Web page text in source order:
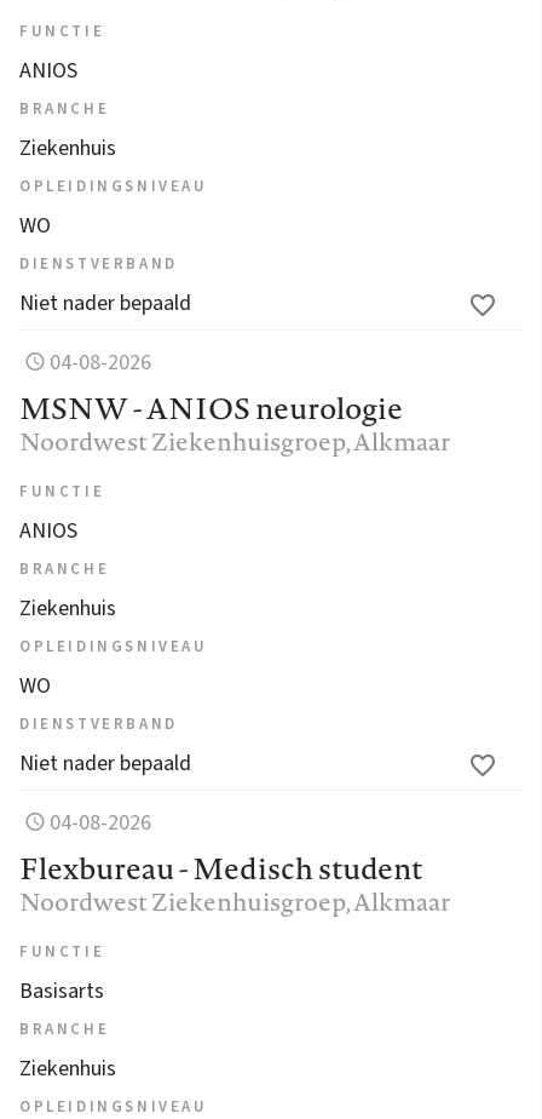
FUNCTIE
ANIOS
BRANCHE
Ziekenhuis
OPLEIDINGSNIVEAU
WO
DIENSTVERBAND
Niet nader bepaald
04-08-2026
MSNW - ANIOS neurologie
Noordwest Ziekenhuisgroep, Alkmaar
FUNCTIE
ANIOS
BRANCHE
Ziekenhuis
OPLEIDINGSNIVEAU
WO
DIENSTVERBAND
Niet nader bepaald
04-08-2026
Flexbureau - Medisch student
Noordwest Ziekenhuisgroep, Alkmaar
FUNCTIE
Basisarts
BRANCHE
Ziekenhuis
OPLEIDINGSNIVEAU